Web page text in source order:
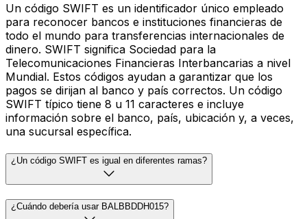
Un código SWIFT es un identificador único empleado
para reconocer bancos e instituciones financieras de
todo el mundo para transferencias internacionales de
dinero. SWIFT significa Sociedad para la
Telecomunicaciones Financieras Interbancarias a nivel
Mundial. Estos códigos ayudan a garantizar que los
pagos se dirijan al banco y país correctos. Un código
SWIFT típico tiene 8 u 11 caracteres e incluye
información sobre el banco, país, ubicación y, a veces,
una sucursal específica.
¿Un código SWIFT es igual en diferentes ramas?
¿Cuándo debería usar BALBBDDH015?